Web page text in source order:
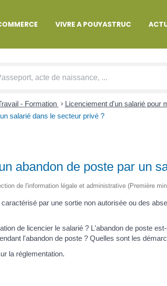
VIVRE A POUYASTRUC
ADMINISTRATIVES
- Formation > Licenciement d'un salarié pour
salarié dans le secteur privé ?
abandon de poste par un
de l'information légale et administrative (Première
par une sortie non autorisée ou des
de licencier le salarié ? L'abandon de poste
l'abandon de poste ? Quelles sont les
la réglementation.